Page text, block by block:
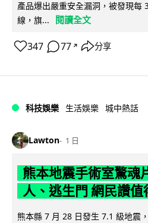
產品爆出嚴重安全漏洞，被發現每
線，旗...
閱讀全文
347 77 ↗ 分享
科技娛樂 生活娛樂 城中熱話
Lawton 1 日
熊本地震手術室驚魂
人、逃生門 網民讚值
熊本縣 7 月 28 日發生 7.1 級地震